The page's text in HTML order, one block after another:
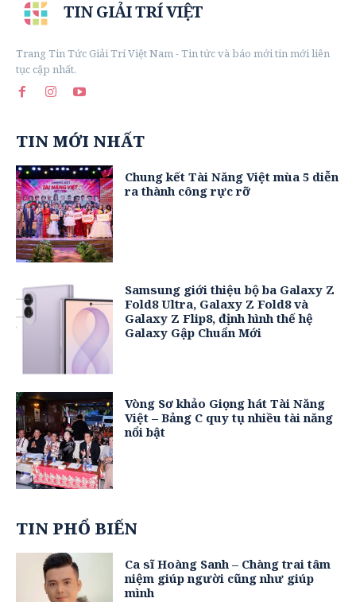
TIN GIẢI TRÍ VIỆT
Trang Tin Tức Giải Trí Việt Nam - Tin tức và báo mới tin mới liên
tục cập nhất.
TIN MỚI NHẤT
Chung kết Tài Năng Việt mùa 5 diễn
ra thành công rực rỡ
Samsung giới thiệu bộ ba Galaxy Z
Fold8 Ultra, Galaxy Z Fold8 và
Galaxy Z Flip8, định hình thế hệ
Galaxy Gập Chuẩn Mới
Vòng Sơ khảo Giọng hát Tài Năng
Việt – Bảng C quy tụ nhiều tài năng
nổi bật
TIN PHỔ BIẾN
Ca sĩ Hoàng Sanh – Chàng trai tâm
niệm giúp người cũng như giúp
mình